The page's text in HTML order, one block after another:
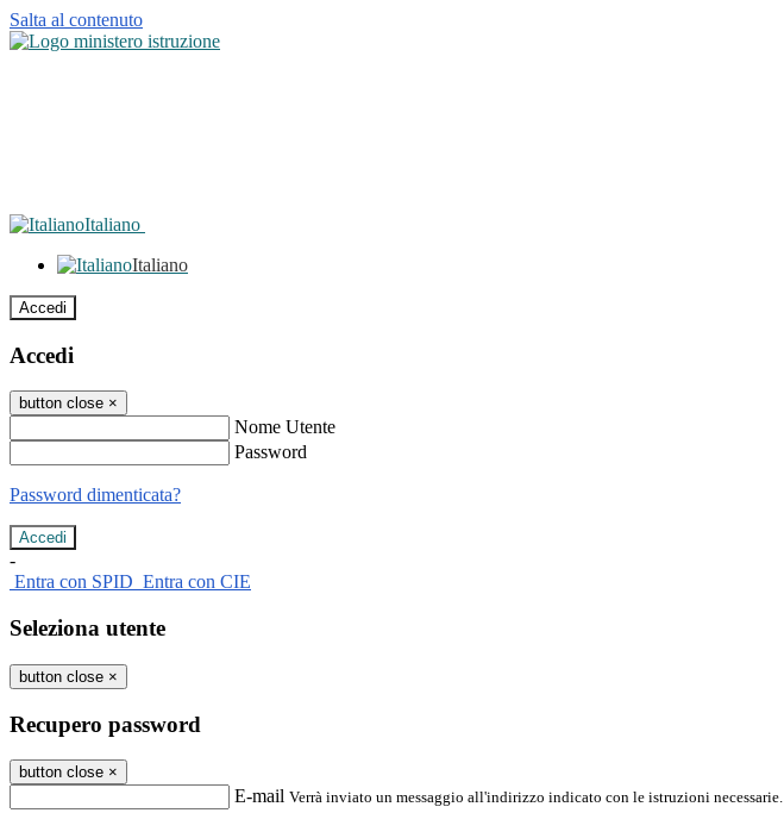
Salta al contenuto
Italiano
Italiano
Accedi
Accedi
button close ×
Nome Utente
Password
Password dimenticata?
-
Entra con SPID Entra con CIE
Seleziona utente
button close ×
Recupero password
button close ×
E-mail Verrà inviato un messaggio all'indirizzo indicato con le istruzioni necessarie.